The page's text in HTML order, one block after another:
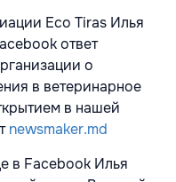
Eco Tiras Илья
ответ
о
в ветеринарное
в нашей
newsmaker.md
в Facebook Илья